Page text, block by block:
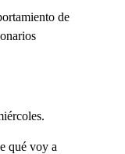
de
qué voy a